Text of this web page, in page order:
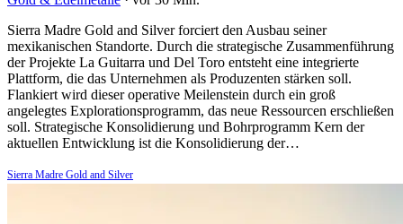
Sierra Madre Gold and Silver forciert den Ausbau seiner
mexikanischen Standorte. Durch die strategische Zusammenführung
der Projekte La Guitarra und Del Toro entsteht eine integrierte
Plattform, die das Unternehmen als Produzenten stärken soll.
Flankiert wird dieser operative Meilenstein durch ein groß
angelegtes Explorationsprogramm, das neue Ressourcen erschließen
soll. Strategische Konsolidierung und Bohrprogramm Kern der
aktuellen Entwicklung ist die Konsolidierung der…
Sierra Madre Gold and Silver